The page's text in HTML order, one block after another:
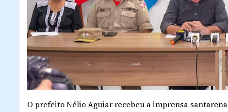
O prefeito Nélio Aguiar recebeu a imprensa